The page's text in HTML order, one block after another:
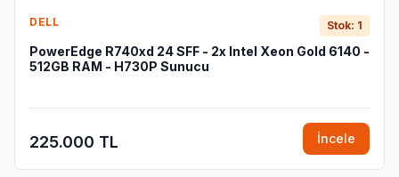
DELL Stok: 1
PowerEdge R740xd 24 SFF - 2x Intel Xeon Gold 6140 -
512GB RAM - H730P Sunucu
225.000 TL İncele